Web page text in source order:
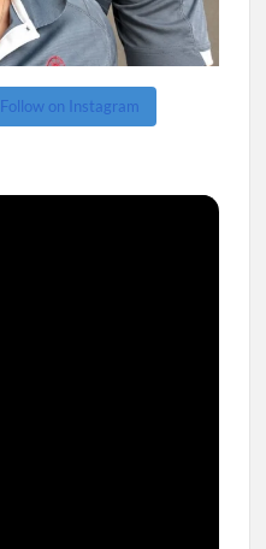
Follow on Instagram